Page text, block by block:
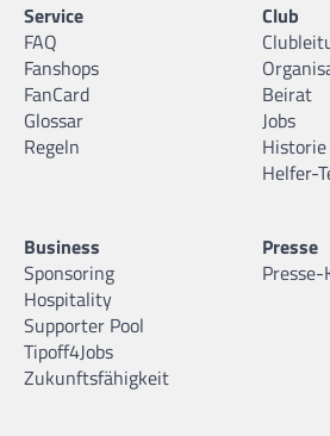
Service
FAQ
Fanshops
FanCard
Glossar
Regeln
Club
Beirat
Jobs
Historie
Helfer-
Business
Sponsoring
Hospitality
Supporter Pool
Tipoff4Jobs
Zukunftsfähigkeit
Presse